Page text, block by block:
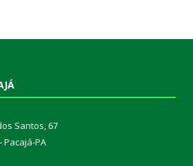
Santos, 67
Pacajá-PA